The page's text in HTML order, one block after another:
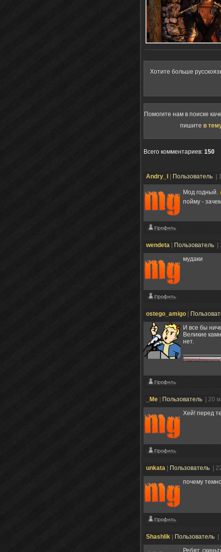
Хотите больше
Помогите нам в поиске
пишите в
Всего комментариев: 150
Andry_I Пользователь |
Мод годный.
пойму -
wendeta Пользователь
мудаки
ostego_amigo
И все бы
Великие
нет.
_Me Пользователь
| 20
Хей! перед
unkata Пользователь
|
почему
Shashlik Пользователь